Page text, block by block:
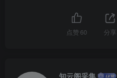
点赞 60 分享